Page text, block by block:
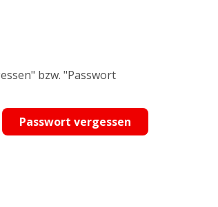
bzw. "Passwort
Passwort vergessen